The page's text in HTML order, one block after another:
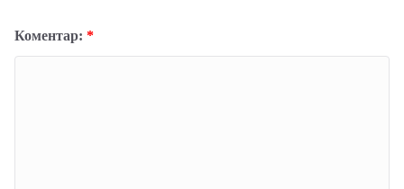
Коментар: *